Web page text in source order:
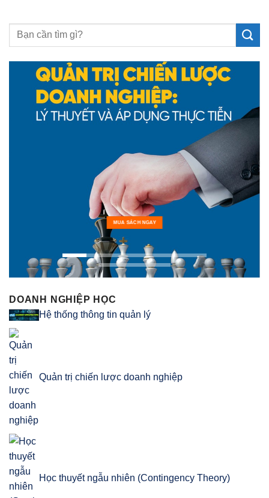
MUA SÁCH NGAY
DOANH NGHIỆP HỌC
Hệ thống thông tin quản lý
Quản trị chiến lược doanh nghiệp
Học thuyết ngẫu nhiên (Contingency Theory)